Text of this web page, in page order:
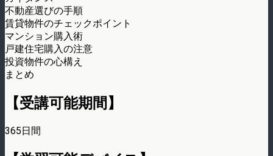
不動産選びの手順
賃貸物件のチェックポイント
マンション購入術
戸建住宅購入の注意
投資物件の心構え
まとめ
【受講可能期間】
365日間